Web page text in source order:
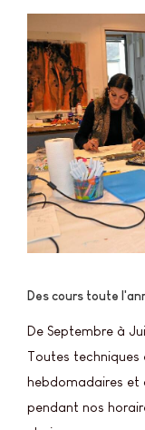
Des cours toute
De Septembre à
Toutes techniques
hebdomadaires et
pendant nos